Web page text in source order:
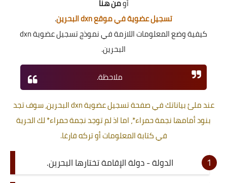
أومن هنا
تسجيل عضوية في موقع dxn البحرين
.
كيفية وضع المعلومات اللازمة في نموذج تسجيل عضوية dxn
البحرين.
ملاحظة.
عند ملئ بياناتك في صفحة تسجيل عضوية dxn البحرين
، سوف تجد
بنود أمامها نجمةحمراء*، اما اذ لم توجد نجمةحمراء*لك الحرية
في كتابة المعلومات أو تركه فارغا.
الدولة - دولة الإقامة تختارها البحرين.